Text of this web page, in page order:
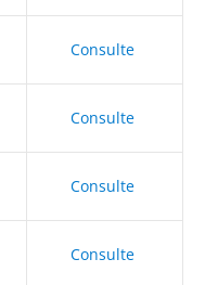
Consulte
Consulte
Consulte
Consulte